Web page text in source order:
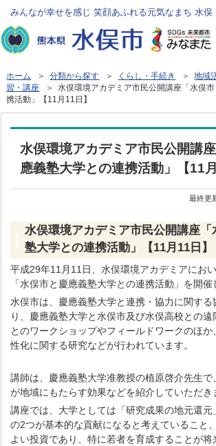
みんなが幸せを感じ 笑顔あふれる元気なまち 水俣
ホーム ＞分類から探す ＞ くらし・手続き ＞地域
習・講座 ＞ 水俣環境アカデミア市民公開講座「水俣
携活動」【11月11日】
水俣環境アカデミア市民公開講
應義塾大学との連携活動」【11
最終更
水俣環境アカデミア市民公開講座
塾大学との連携活動」【11月11日】
平成29年11月11日、水俣環境アカデミアにお
「水俣市と慶應義塾大学との連携活動」を開催
水俣市は、慶應義塾大学と連携・協力に関する
り、慶應義塾大学と水俣市及び水俣高校との
とのワークショップやフィールドワークのほ
性化に関する研究などが行われています。
講師は、慶應義塾大学准教授の植原啓介先生で
が地域にもたらす効果などを紹介していただき
講座では、大学としては「研究成果の地元還元
の2つが基本的な貢献になると考えていること
よい投資であり、特に若者を育成することが